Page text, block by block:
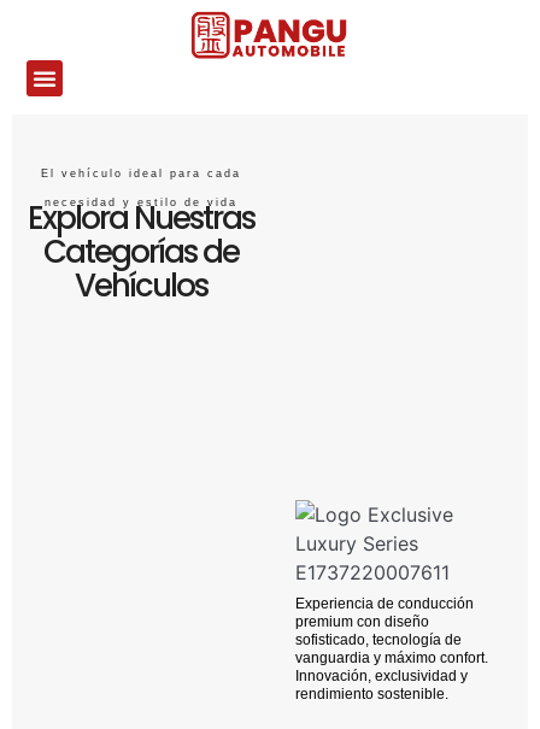
El vehículo ideal para cada
necesidad y estilo de vida
Explora Nuestras
Categorías de
Vehículos
Experiencia de conducción
premium con diseño
sofisticado, tecnología de
vanguardia y máximo confort.
Innovación, exclusividad y
rendimiento sostenible.